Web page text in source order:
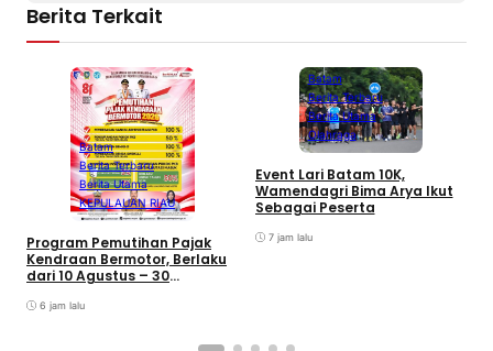
Berita Terkait
Batam
Berita Terbaru
Berita Utama
KEPULAUAN RIAU
Program Pemutihan Pajak
Kendraan Bermotor, Berlaku
dari 10 Agustus – 30
6 jam lalu
Batam
Berita Terbaru
Berita Utama
Olahraga
Event Lari Batam 10K,
Wamendagri Bima Arya Ikut
Sebagai Peserta
7 jam lalu